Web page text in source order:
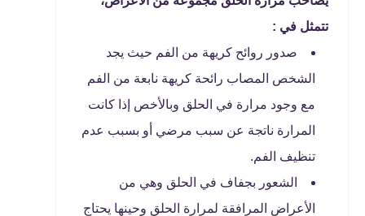
تتمثل في :
صدور روائح كريهة من الفم حيث يجد
الشخص المصاب رائحة كريهة نابعة من الفم
مع وجود مرارة في الحلق وبالأخص إذا كانت
المرارة ناتجة عن سبب مرضي أو بسبب عدم
تنظيف الفم.
الشعور بجفاف في الحلق وهي من
الأعراض المرافقة لمرارة الحلق وحينها يحتاج